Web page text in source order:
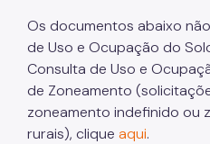
Mapas e Dados Urbanos
Uso do Solo
Cidade Limpa
Os documentos abaixo
de Uso e Ocupação do
Consulta de Uso e
de Zoneamento
zoneamento indefinido ou
rurais), clique aqui.